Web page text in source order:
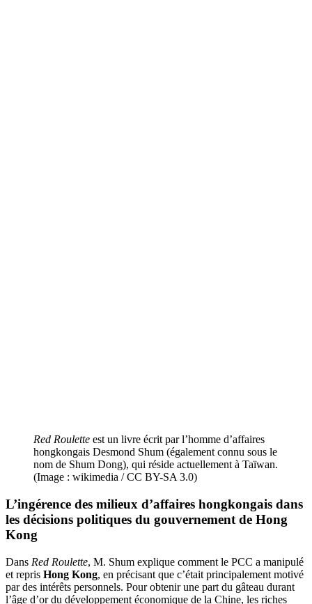
Red Roulette est un livre écrit par l’homme d’affaires
hongkongais Desmond Shum (également connu sous le
nom de Shum Dong), qui réside actuellement à Taïwan.
(Image : wikimedia / CC BY-SA 3.0)
L’ingérence des milieux d’affaires hongkongais dans
les décisions politiques du gouvernement de Hong
Kong
Dans Red Roulette, M. Shum explique comment le PCC a manipulé
et repris Hong Kong, en précisant que c’était principalement motivé
par des intérêts personnels. Pour obtenir une part du gâteau durant
l’âge d’or du développement économique de la Chine, les riches